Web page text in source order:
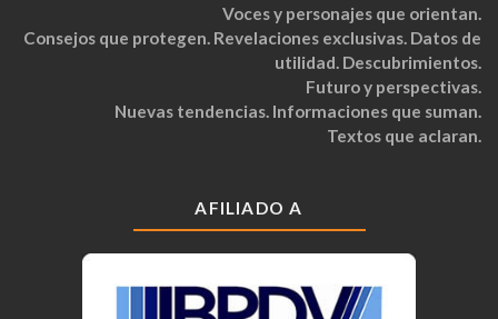
Voces y personajes que orientan.
Consejos que protegen. Revelaciones exclusivas. Datos de
utilidad. Descubrimientos.
Futuro y perspectivas.
Nuevas tendencias. Informaciones que suman.
Textos que aclaran.
AFILIADO A